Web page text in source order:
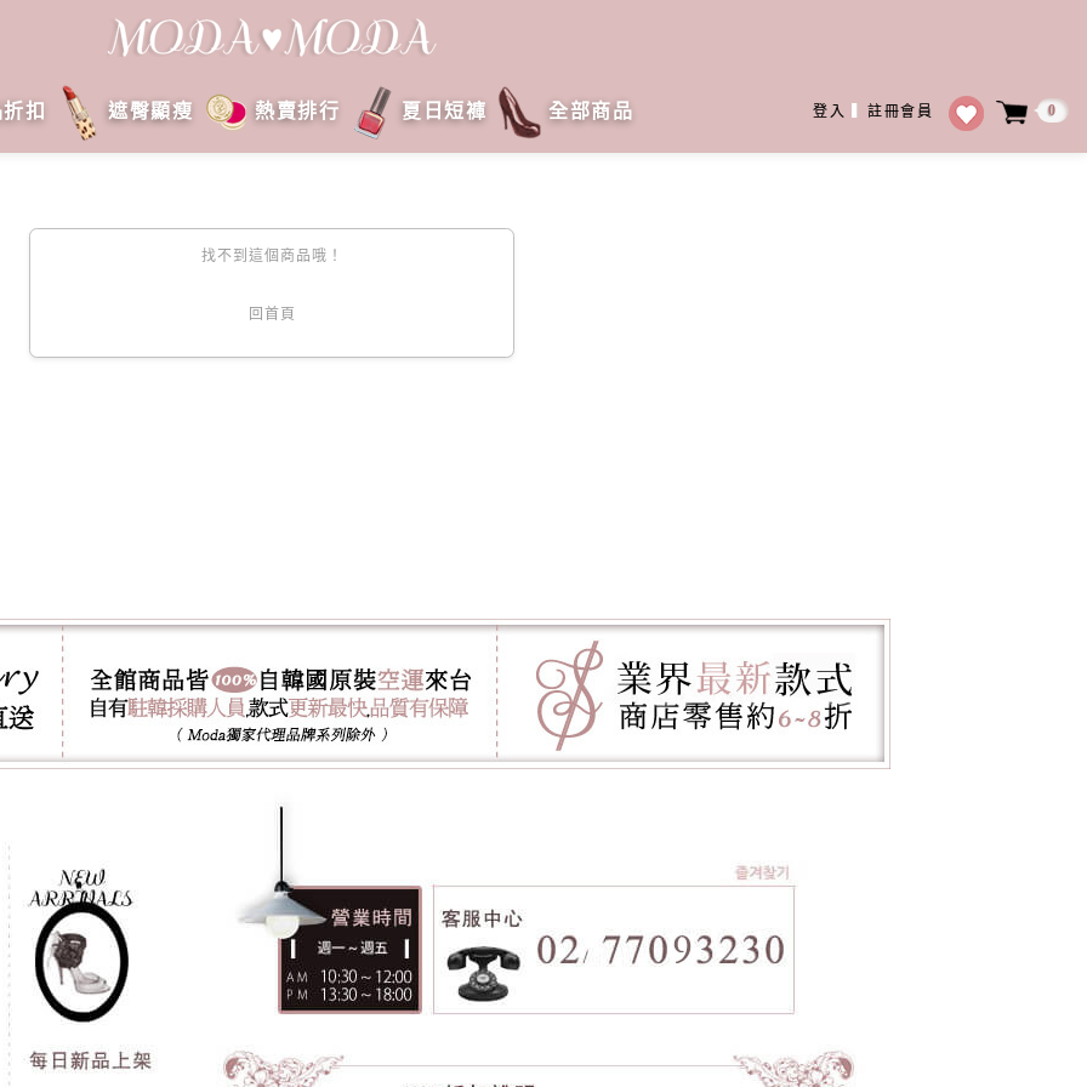
登入 註冊會員 0
扣 遮臀顯瘦 熱賣排行 夏日短褲 全部商品
找不到這個商品哦！
回首頁